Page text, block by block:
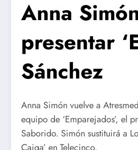
Anna
presentar
Sánchez
Anna Simón vuelve a
equipo de ‘Emparejados’, el
Saborido. Simón sustituirá a